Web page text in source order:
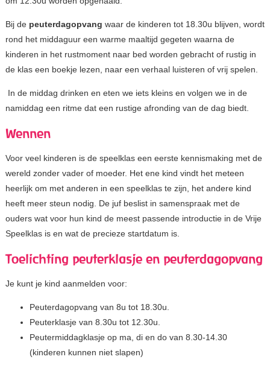
Bij de peuterdagopvang waar de kinderen tot 18.30u blijven, wordt
rond het middaguur een warme maaltijd gegeten waarna de
kinderen in het rustmoment naar bed worden gebracht of rustig in
de klas een boekje lezen, naar een verhaal luisteren of vrij spelen.
In de middag drinken en eten we iets kleins en volgen we in de
namiddag een ritme dat een rustige afronding van de dag biedt.
Wennen
Voor veel kinderen is de speelklas een eerste kennismaking met de
wereld zonder vader of moeder. Het ene kind vindt het meteen
heerlijk om met anderen in een speelklas te zijn, het andere kind
heeft meer steun nodig. De juf beslist in samenspraak met de
ouders wat voor hun kind de meest passende introductie in de Vrije
Speelklas is en wat de precieze startdatum is.
Toelichting peuterklasje en peuterdagopvang
Je kunt je kind aanmelden voor:
Peuterdagopvang van 8u tot 18.30u.
Peuterklasje van 8.30u tot 12.30u.
Peutermiddagklasje op ma, di en do van 8.30-14.30
(kinderen kunnen niet slapen)